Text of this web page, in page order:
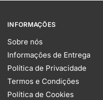
INFORMAÇÕES
Sobre nós
Informações de Entrega
Política de Privacidade
Termos e Condições
Política de Cookies